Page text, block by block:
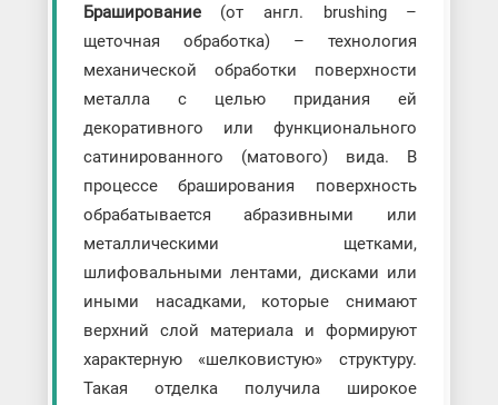
Браширование (от англ. brushing –
щеточная обработка) – технология
механической обработки поверхности
металла с целью придания ей
декоративного или функционального
сатинированного (матового) вида. В
процессе браширования поверхность
обрабатывается абразивными или
металлическими щетками,
шлифовальными лентами, дисками или
иными насадками, которые снимают
верхний слой материала и формируют
характерную «шелковистую» структуру.
Такая отделка получила широкое